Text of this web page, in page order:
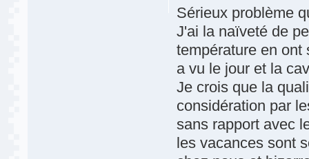
Sérieux problème
J'ai la naïveté de
température en ont
a vu le jour et la
Je crois que la
considération par
sans rapport avec
les vacances sont